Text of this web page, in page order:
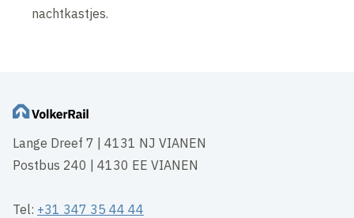
nachtkastjes.
Lange Dreef 7 | 4131 NJ VIANEN
Postbus 240 | 4130 EE VIANEN
Tel: +31 347 35 44 44